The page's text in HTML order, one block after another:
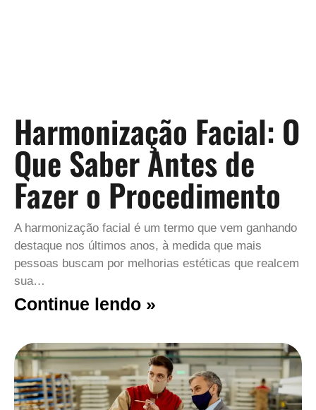
Harmonização Facial: O
Que Saber Antes de
Fazer o Procedimento
A harmonização facial é um termo que vem ganhando
destaque nos últimos anos, à medida que mais
pessoas buscam por melhorias estéticas que realcem
sua…
Continue lendo »